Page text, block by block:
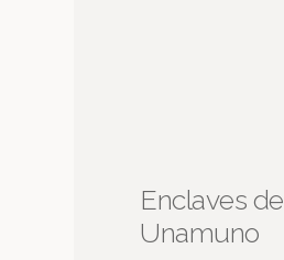
Enclaves de
Unamuno